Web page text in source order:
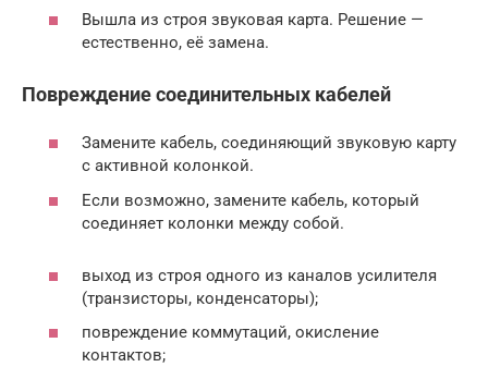
Вышла из строя звуковая карта. Решение —
естественно, её замена.
Повреждение соединительных кабелей
Замените кабель, соединяющий звуковую карту
с активной колонкой.
Если возможно, замените кабель, который
соединяет колонки между собой.
выход из строя одного из каналов усилителя
(транзисторы, конденсаторы);
повреждение коммутаций, окисление
контактов;